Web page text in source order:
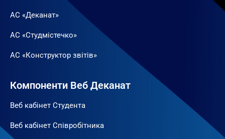
АС «Деканат»
АС «Студмістечко»
АС «Конструктор звітів»
Компоненти Веб Деканат
Веб кабінет Студента
Веб кабінет Співробітника